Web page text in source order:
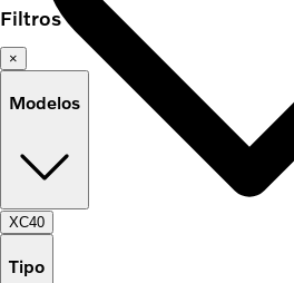
Filtros
×
Modelos
XC40
Tipo